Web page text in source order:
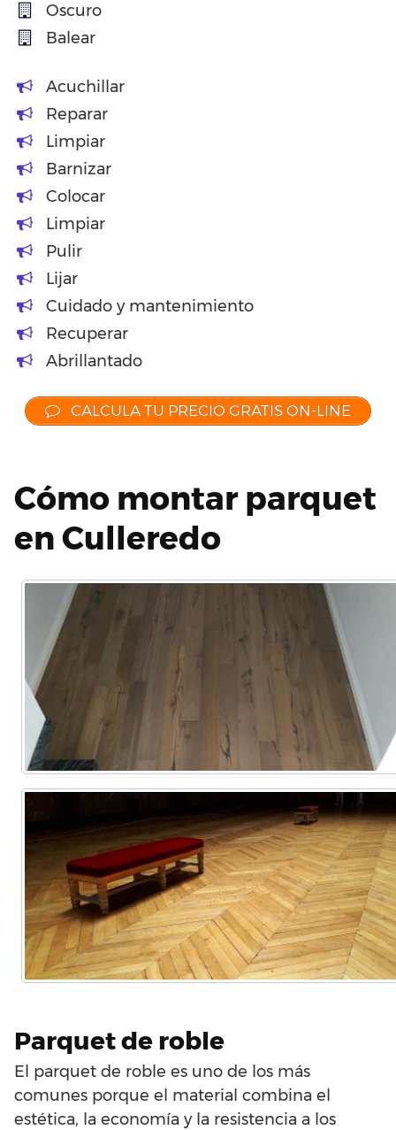
Oscuro
Balear
Acuchillar
Reparar
Limpiar
Barnizar
Colocar
Limpiar
Pulir
Lijar
Cuidado y mantenimiento
Recuperar
Abrillantado
CALCULA TU PRECIO GRATIS ON-LINE
Cómo montar parquet
en Culleredo
Parquet de roble
El parquet de roble es uno de los más
comunes porque el material combina el
estética, la economía y la resistencia a los